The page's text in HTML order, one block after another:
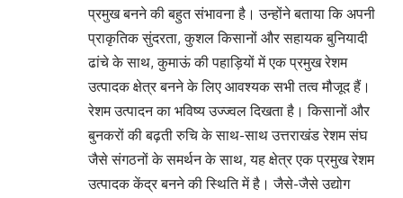
प्रमुख बनने की बहुत संभावना है। उन्होंने बताया कि अपनी
प्राकृतिक सुंदरता, कुशल किसानों और सहायक बुनियादी
ढांचे के साथ, कुमाऊं की पहाड़ियों में एक प्रमुख रेशम
उत्पादक क्षेत्र बनने के लिए आवश्यक सभी तत्व मौजूद हैं।
रेशम उत्पादन का भविष्य उज्ज्वल दिखता है। किसानों और
बुनकरों की बढ़ती रुचि के साथ-साथ उत्तराखंड रेशम संघ
जैसे संगठनों के समर्थन के साथ, यह क्षेत्र एक प्रमुख रेशम
उत्पादक केंद्र बनने की स्थिति में है। जैसे-जैसे उद्योग